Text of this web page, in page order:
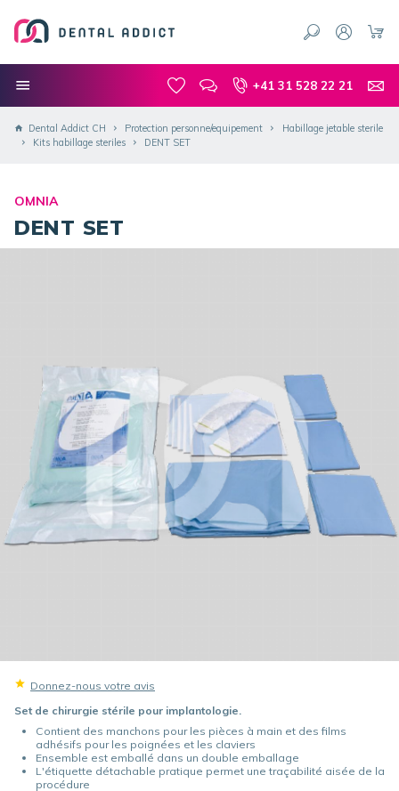
+41 31 528 22 21
Dental Addict CH Protection personne/equipement
Habillage jetable sterile
Kits habillage steriles
DENT SET
OMNIA
DENT SET
Donnez-nous votre avis
Set de chirurgie stérile pour implantologie.
Contient des manchons pour les pièces à main et des films
adhésifs pour les poignées et les claviers
Ensemble est emballé dans un double emballage
L'étiquette détachable pratique permet une traçabilité aisée de la
procédure